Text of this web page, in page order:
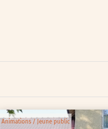
Animations / Jeune public